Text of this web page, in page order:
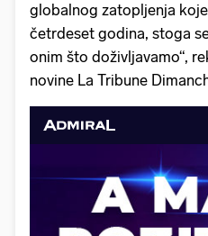
globalnog zatopljenja
četrdeset godina, stoga
onim što doživljavamo“,
novine La Tribune